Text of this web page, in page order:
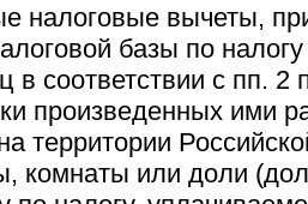
налоговые вычеты,
базы по
в соответствии с пп.
произведенных ими
территории
комнаты или доли